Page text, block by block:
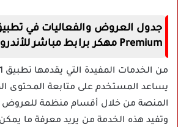
Premium مهكر برابط مباشر للأندرويد
يساعد المستخدم على متابعة المحتوى
المنصة من خلال أقسام منظمة للعروض
وتفيد هذه الخدمة من يريد معرفة ما